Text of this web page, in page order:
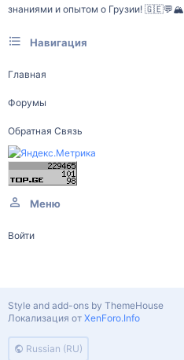
знаниями и опытом о Грузии! 🇬🇪💬🏔️
Навигация
Главная
Форумы
Обратная Связь
Меню
Войти
Russian (RU)
Style and add-ons by ThemeHouse
Локализация от XenForo.Info